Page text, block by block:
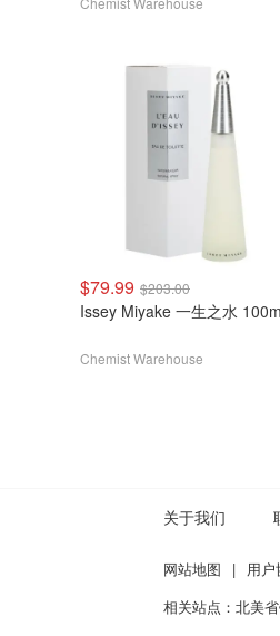
$79.99 $203.00
Issey Miyake 一生之水
Chemist Warehouse
关于我们
网站地图 | 用户
相关站点： 北美